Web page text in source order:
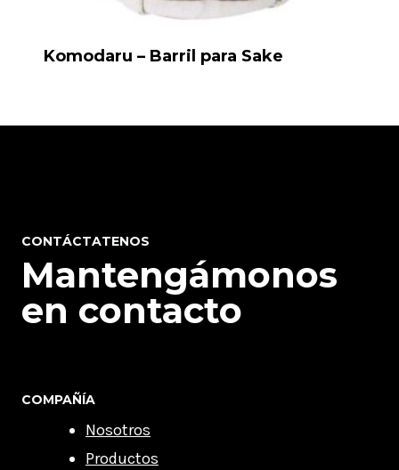
Komodaru – Barril para Sake
CONTÁCTATENOS
Mantengámonos
en contacto
COMPAÑÍA
Nosotros
Productos